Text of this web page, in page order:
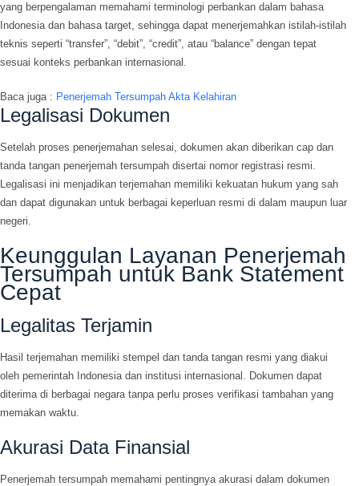
yang berpengalaman memahami terminologi perbankan dalam bahasa
Indonesia dan bahasa target, sehingga dapat menerjemahkan istilah-istilah
teknis seperti “transfer”, “debit”, “credit”, atau “balance” dengan tepat
sesuai konteks perbankan internasional.
Baca juga : Penerjemah Tersumpah Akta Kelahiran
Legalisasi Dokumen
Setelah proses penerjemahan selesai, dokumen akan diberikan cap dan
tanda tangan penerjemah tersumpah disertai nomor registrasi resmi.
Legalisasi ini menjadikan terjemahan memiliki kekuatan hukum yang sah
dan dapat digunakan untuk berbagai keperluan resmi di dalam maupun luar
negeri.
Keunggulan Layanan Penerjemah
Tersumpah untuk Bank Statement
Cepat
Legalitas Terjamin
Hasil terjemahan memiliki stempel dan tanda tangan resmi yang diakui
oleh pemerintah Indonesia dan institusi internasional. Dokumen dapat
diterima di berbagai negara tanpa perlu proses verifikasi tambahan yang
memakan waktu.
Akurasi Data Finansial
Penerjemah tersumpah memahami pentingnya akurasi dalam dokumen